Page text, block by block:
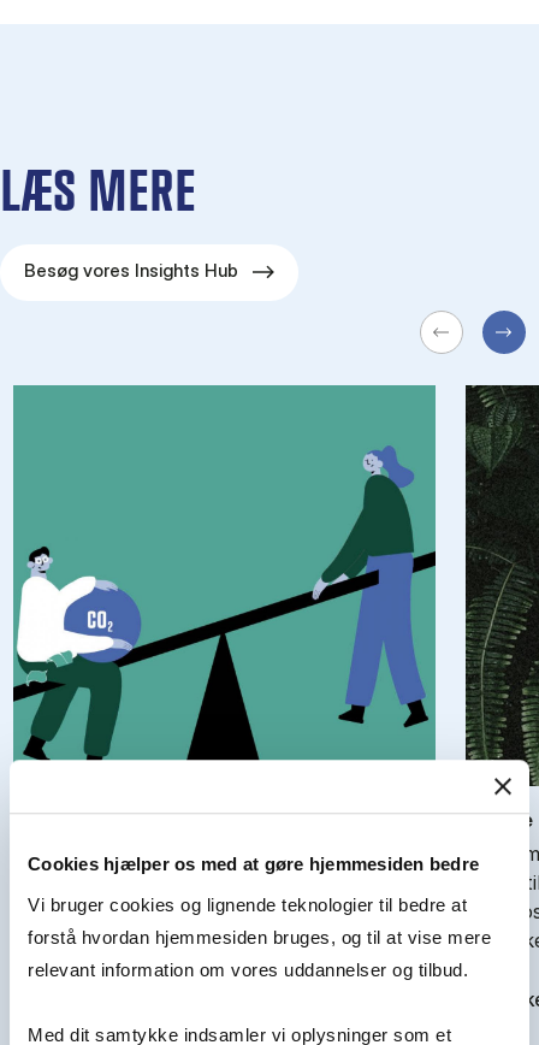
Cookies hjælper os med at gøre hjemmesiden bedre
Vi bruger cookies og lignende teknologier til bedre at
forstå hvordan hjemmesiden bruges, og til at vise mere
relevant information om vores uddannelser og tilbud.
Med dit samtykke indsamler vi oplysninger som et
LÆS MERE
Besøg vores Insights Hub
Vi un­der­vur­de­rer for­skel­le­ne i vo­res CO2-
Hvis du tror, at der ikke er nogen væsentlig
forskel på gennemsnitsborgeren og
multimillionærens CO2-aftryk, tager du fejl –
og du er ikke alene. Ny forskning…
Se artikel
At lede
Net-
mål:
Se